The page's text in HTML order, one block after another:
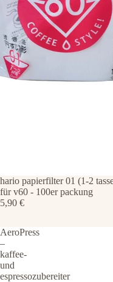
hario papierfilter 01 (1-2
für v60 - 100er packung
5,90 €
AeroPress
–
kaffee-
und
espressozubereiter